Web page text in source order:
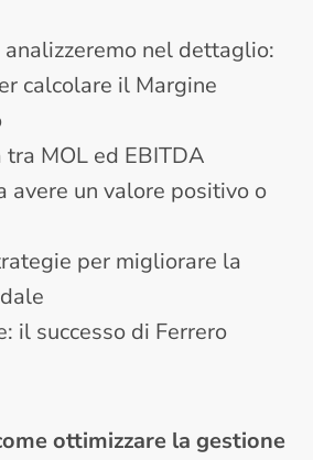
nel dettaglio:
calcolare il Margine
MOL ed EBITDA
avere un valore positivo o
per migliorare la
il successo di Ferrero
ottimizzare la gestione